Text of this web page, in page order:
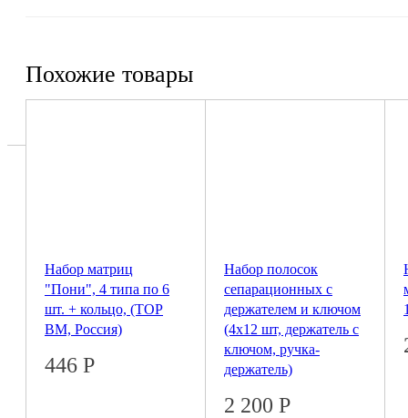
Похожие товары
Набор матриц
"Пони", 4 типа по 6
шт. + кольцо, (ТОР
BM, Россия)
446 Р
Набор полосок
сепарационных с
держателем и ключом
(4х12 шт, держатель с
ключом, ручка-
держатель)
2 200 Р